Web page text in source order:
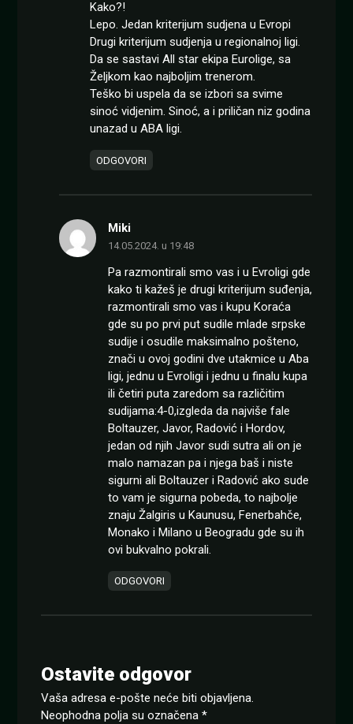
Kako?!
Lepo. Jedan kriterijum sudjena u Evropi
Drugi kriterijum sudjenja u regionalnoj ligi.
Da se sastavi All star ekipa Eurolige, sa
Željkom kao najboljim trenerom.
Teško bi uspela da se izbori sa svime
sinoć vidjenim. Sinoć, a i priličan niz godina
unazad u ABA ligi.
ODGOVORI
Miki
14.05.2024. u 19:48
Pa razmontirali smo vas i u Evroligi gde
kako ti kažeš je drugi kriterijum suđenja,
razmontirali smo vas i kupu Koraća
gde su po prvi put sudile mlade srpske
sudije i osudile maksimalno pošteno,
znači u ovoj godini dve utakmice u Aba
ligi, jednu u Evroligi i jednu u finalu kupa
ili četiri puta zaredom sa različitim
sudijama:4-0,izgleda da najviše fale
Boltauzer, Javor, Radović i Hordov,
jedan od njih Javor sudi sutra ali on je
malo namazan pa i njega baš i niste
sigurni ali Boltauzer i Radović ako sude
to vam je sigurna pobeda, to najbolje
znaju Žalgiris u Kaunusu, Fenerbahče,
Monako i Milano u Beogradu gde su ih
ovi bukvalno pokrali.
ODGOVORI
Ostavite odgovor
Vaša adresa e-pošte neće biti objavljena.
Neophodna polja su označena *